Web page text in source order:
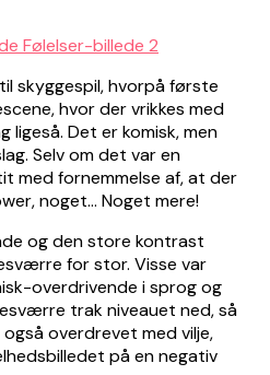
skyggespil, hvorpå første
hvor der vrikkes med
Det er komisk, men
Selv om det var en
med fornemmelse af, at der
noget… Noget mere!
og den store kontrast
for stor. Visse var
overdrivende i sprog og
trak niveauet ned, så
overdrevet med vilje,
på en negativ